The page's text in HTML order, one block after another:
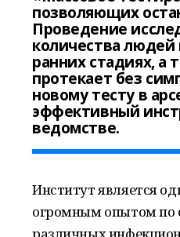
позволяющих
Проведение
количества
ранних стадиях, а
протекает без
новому тесту в
эффективный
ведомстве.
Институт является
огромным опытом по